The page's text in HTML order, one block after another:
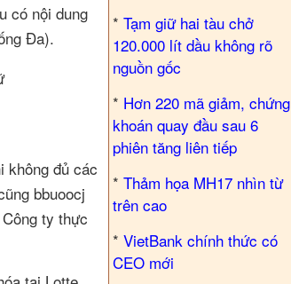
* Tạm giữ hai tàu chở
120.000 lít dầu không rõ
nguồn gốc
* Hơn 220 mã giảm, chứng
khoán quay đầu sau 6
phiên tăng liên tiếp
* Thảm họa MH17 nhìn từ
trên cao
* VietBank chính thức có
CEO mới
có nội dung
Đa).
không đủ các
bbuoocj
ty thực